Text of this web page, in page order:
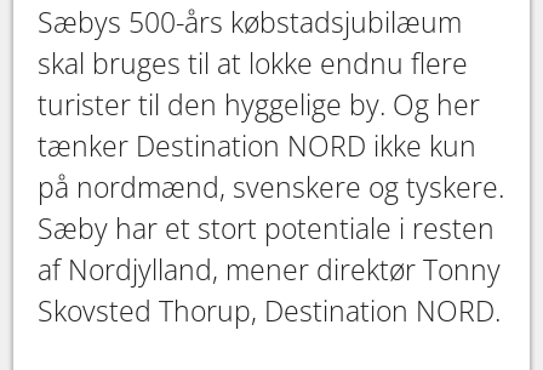
Sæbys 500-års købstadsjubilæum
skal bruges til at lokke endnu flere
turister til den hyggelige by. Og her
tænker Destination NORD ikke kun
på nordmænd, svenskere og tyskere.
Sæby har et stort potentiale i resten
af Nordjylland, mener direktør Tonny
Skovsted Thorup, Destination NORD.